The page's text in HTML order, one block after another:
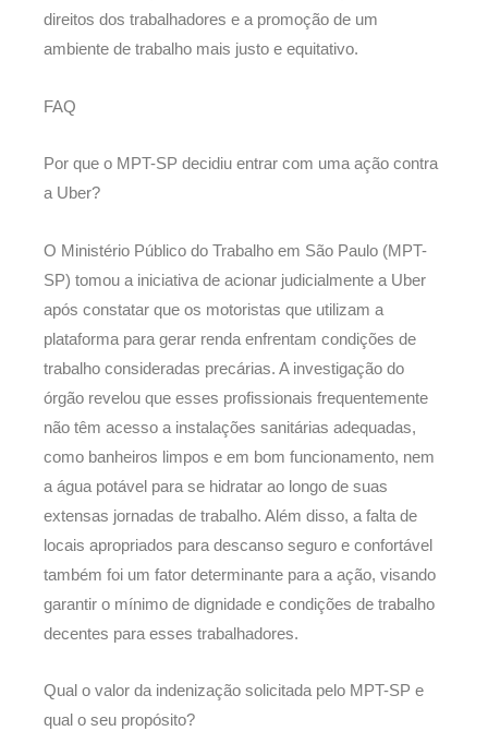
direitos dos trabalhadores e a promoção de um
ambiente de trabalho mais justo e equitativo.
FAQ
Por que o MPT-SP decidiu entrar com uma ação contra
a Uber?
O Ministério Público do Trabalho em São Paulo (MPT-
SP) tomou a iniciativa de acionar judicialmente a Uber
após constatar que os motoristas que utilizam a
plataforma para gerar renda enfrentam condições de
trabalho consideradas precárias. A investigação do
órgão revelou que esses profissionais frequentemente
não têm acesso a instalações sanitárias adequadas,
como banheiros limpos e em bom funcionamento, nem
a água potável para se hidratar ao longo de suas
extensas jornadas de trabalho. Além disso, a falta de
locais apropriados para descanso seguro e confortável
também foi um fator determinante para a ação, visando
garantir o mínimo de dignidade e condições de trabalho
decentes para esses trabalhadores.
Qual o valor da indenização solicitada pelo MPT-SP e
qual o seu propósito?